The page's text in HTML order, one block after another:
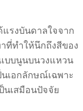
แรงบันดาลใจจาก
ที่ทำให้นึกถึงสีของ
บบนูนบนวงแหวน
เอกลักษณ์เฉพาะ
นเสมือนปัจจัย